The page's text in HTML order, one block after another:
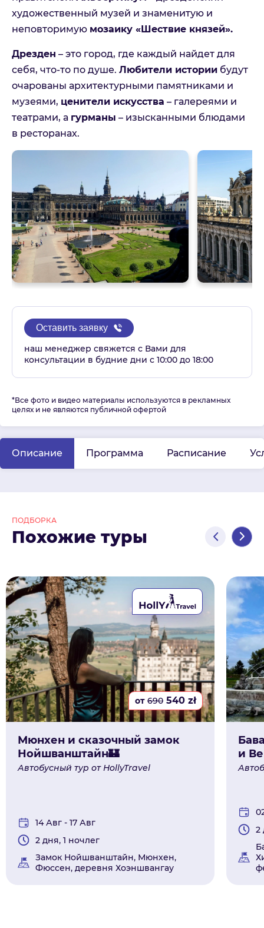
художественный музей и знаменитую и
неповторимую мозаику «Шествие князей».
Дрезден – это город, где каждый найдет для
себя, что-то по душе. Любители истории будут
очарованы архитектурными памятниками и
музеями, ценители искусства – галереями и
театрами, а гурманы – изысканными блюдами
в ресторанах.
Оставить заявку
наш менеджер свяжется с Вами для
консультации в будние дни с 10:00 до 18:00
*Все фото и видео материалы используются в рекламных
целях и не являются публичной офертой
Описание Программа Расписание
ПОДБОРКА
Похожие туры
от 690 540 zł
Мюнхен и сказочный замок
Нойшванштайн🏰
Автобусный тур от HollyTravel
14 Авг - 17 Авг
2 дня, 1 ночлег
Замок Нойшванштайн, Мюнхен,
Фюссен, деревня Хоэншвангау
и
2